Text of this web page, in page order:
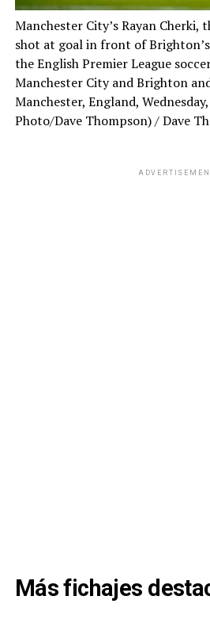
Manchester City’s Rayan
shot at goal in front of
the English Premier League
Manchester City and Brighton
Manchester, England, Wednesday,
Photo/Dave Thompson)/ Dave
Más fichajes